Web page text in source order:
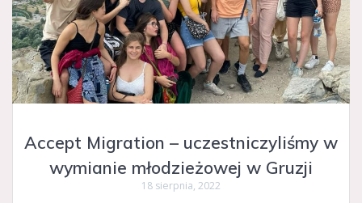
Accept Migration – uczestniczyliśmy w
wymianie młodzieżowej w Gruzji
18 sierpnia, 2022